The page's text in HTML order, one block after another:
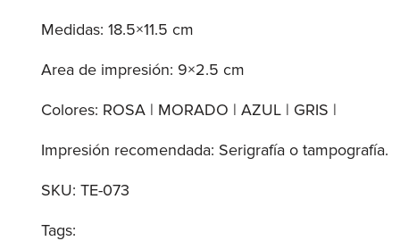
Medidas: 18.5×11.5 cm
Area de impresión: 9×2.5 cm
Colores: ROSA | MORADO | AZUL | GRIS |
Impresión recomendada: Serigrafía o tampografía.
SKU: TE-073
Tags: